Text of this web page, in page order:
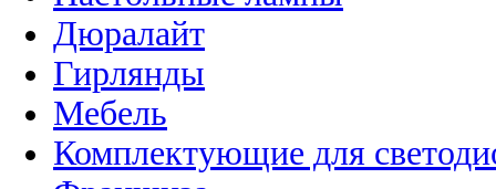
Дюралайт
Гирлянды
Мебель
Комплектующие для